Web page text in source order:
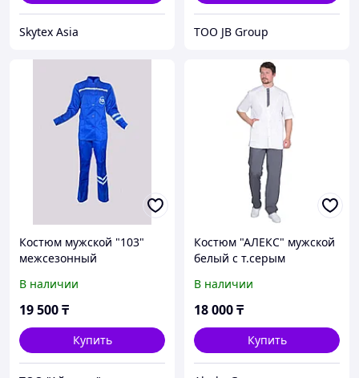
Skytex Asia ТОО JB Group
Костюм мужской "103"
межсезонный
В наличии
19 500₸
Купить
Костюм "АЛЕКС" мужской
белый с т.серым
В наличии
18 000₸
Купить